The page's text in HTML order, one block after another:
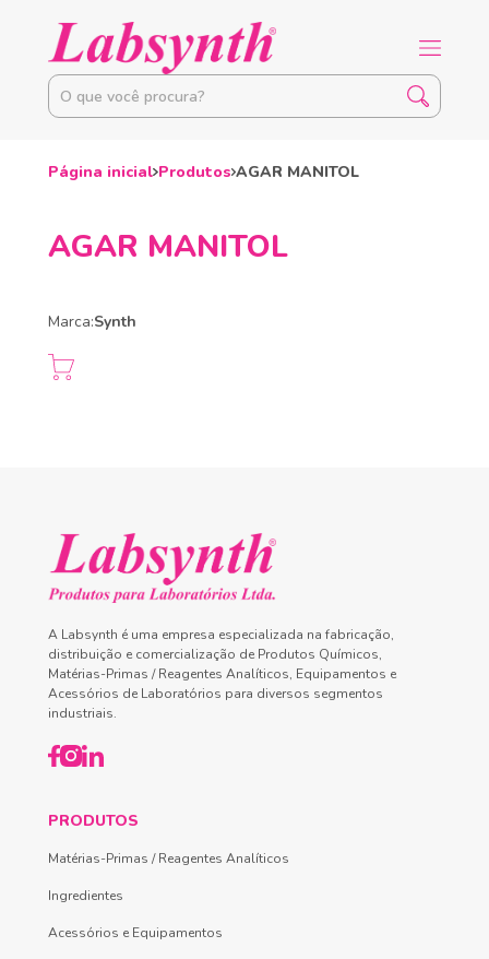
Página inicial Produtos AGAR MANITOL
AGAR MANITOL
Marca:Synth
A Labsynth é uma empresa especializada na fabricação,
distribuição e comercialização de Produtos Químicos,
Matérias-Primas / Reagentes Analíticos, Equipamentos e
Acessórios de Laboratórios para diversos segmentos
industriais.
PRODUTOS
Matérias-Primas / Reagentes Analíticos
Ingredientes
Acessórios e Equipamentos